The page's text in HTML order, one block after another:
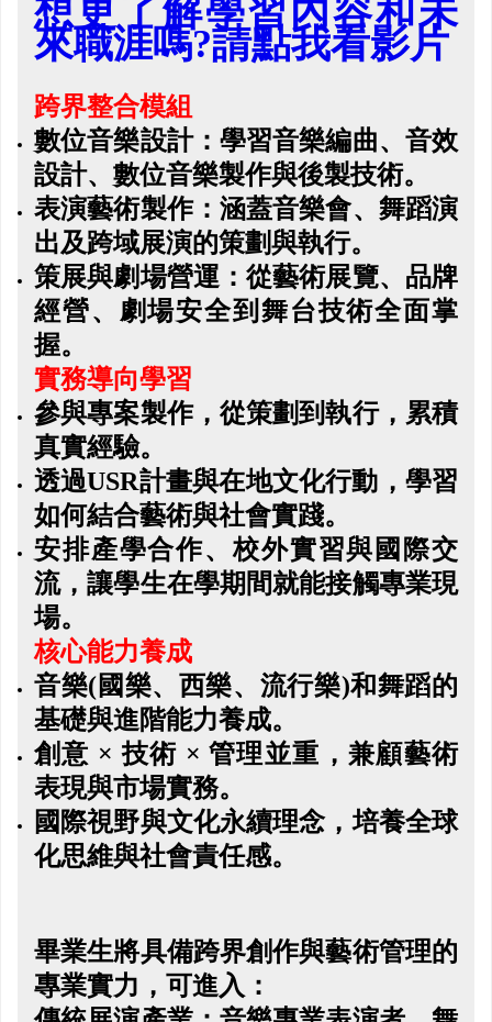
想更了解學習內容和未
來職涯嗎?請點我看影片
跨界整合模組
數位音樂設計：學習音樂編曲、音效
設計、數位音樂製作與後製技術。
表演藝術製作：涵蓋音樂會、舞蹈演
出及跨域展演的策劃與執行。
策展與劇場營運：從藝術展覽、品牌
經營、劇場安全到舞台技術全面掌
握。
實務導向學習
參與專案製作，從策劃到執行，累積
真實經驗。
透過USR計畫與在地文化行動，學習
如何結合藝術與社會實踐。
安排產學合作、校外實習與國際交
流，讓學生在學期間就能接觸專業現
場。
核心能力養成
音樂(國樂、西樂、流行樂)和舞蹈的
基礎與進階能力養成。
創意 ×技術 × 管理並重，兼顧藝術
表現與市場實務。
國際視野與文化永續理念，培養全球
化思維與社會責任感。
畢業生將具備跨界創作與藝術管理的
專業實力，可進入：